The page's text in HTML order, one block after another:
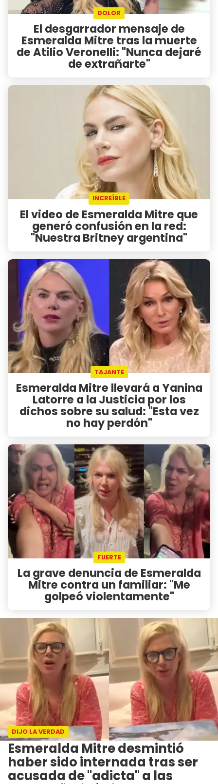
DOLOR
El desgarrador mensaje de
Esmeralda Mitre tras la muerte
de Atilio Veronelli: "Nunca dejaré
de extrañarte"
INCREÍBLE
El video de Esmeralda Mitre que
generó confusión en la red:
"Nuestra Britney argentina"
TAJANTE
Esmeralda Mitre llevará a Yanina
Latorre a la Justicia por los
dichos sobre su salud: "Esta vez
no hay perdón"
FUERTE
La grave denuncia de Esmeralda
Mitre contra un familiar: "Me
golpeó violentamente"
DIJO LA VERDAD
Esmeralda Mitre desmintió
haber sido internada tras ser
acusada de "adicta" a las